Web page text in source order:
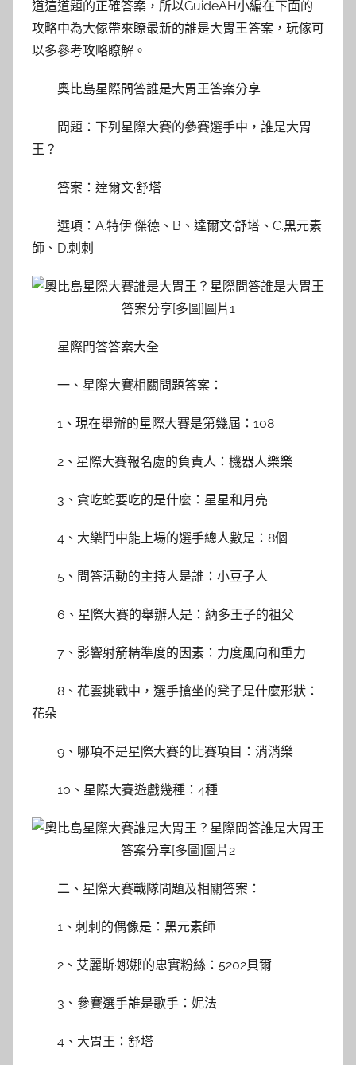
道這道題的正確答案，所以GuideAH小編在下面的
攻略中為大傢帶來瞭最新的誰是大胃王答案，玩傢可
以多參考攻略瞭解。
奧比島星際問答誰是大胃王答案分享
問題：下列星際大賽的參賽選手中，誰是大胃
王？
答案：達爾文·舒塔
選項：A.特伊·傑德、B、達爾文·舒塔、C.黑元素
師、D.刺刺
星際問答答案大全
一、星際大賽相關問題答案：
1、現在舉辦的星際大賽是第幾屆：108
2、星際大賽報名處的負責人：機器人樂樂
3、貪吃蛇要吃的是什麼：星星和月亮
4、大樂鬥中能上場的選手總人數是：8個
5、問答活動的主持人是誰：小豆子人
6、星際大賽的舉辦人是：納多王子的祖父
7、影響射箭精準度的因素：力度風向和重力
8、花雲挑戰中，選手搶坐的凳子是什麼形狀：
花朵
9、哪項不是星際大賽的比賽項目：消消樂
10、星際大賽遊戲幾種：4種
二、星際大賽戰隊問題及相關答案：
1、刺刺的偶像是：黑元素師
2、艾麗斯·娜娜的忠實粉絲：5202貝爾
3、參賽選手誰是歌手：妮法
4、大胃王：舒塔